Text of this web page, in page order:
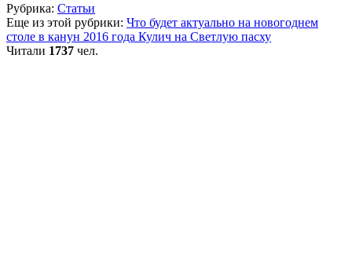
Рубрика: Статьи
Еще из этой рубрики: Что будет актуально на новогоднем
столе в канун 2016 года Кулич на Светлую пасху
Читали 1737 чел.